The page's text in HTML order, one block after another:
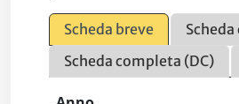
Scheda breve
Scheda completa (DC)